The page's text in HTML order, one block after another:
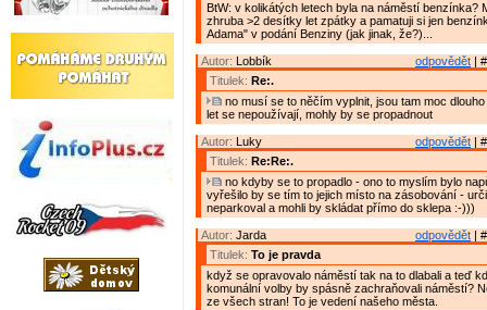
BtW: v kolikátých letech byla na náměstí benzínka?
zhruba >2 desítky let zpátky a pamatuji si jen
Adama" v podání Benziny (jak jinak, že?)...
odpovědět |
Autor: Lobbík
Titulek: Re:.
no musí se to něčím vyplnit, jsou tam moc
let se nepoužívají, mohly by se propadnout
odpovědět |
Autor: Luky
Titulek: Re:Re:.
no kdyby se to propadlo - ono to myslím bylo
vyřešilo by se tím to jejich místo na zásobování -
neparkoval a mohli by skládat přímo do sklepa :-)))
odpovědět |
Autor: Jarda
Titulek: To je pravda
když se opravovalo náměstí tak na to dlabali a teď
komunální volby by spásně zachraňovali náměstí?
ze všech stran! To je vedení našeho města.